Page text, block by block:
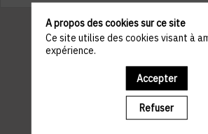
Informations
pratiques
A propos des cookies sur ce site
Ce site utilise des cookies visant à
expérience.
Accepter
Refuser